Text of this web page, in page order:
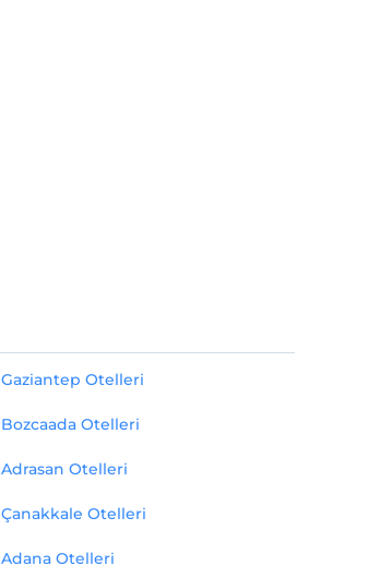
Gaziantep Otelleri
Bozcaada Otelleri
Adrasan Otelleri
Çanakkale Otelleri
Adana Otelleri